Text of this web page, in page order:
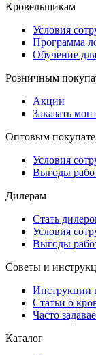
Кровельщикам
Условия
Программа
Обучение
Розничным
Акции
Заказать
Оптовым
Условия
Выгоды
Дилерам
Стать
Условия
Выгоды
Советы и
Инструкции
Статьи о
Часто
Каталог